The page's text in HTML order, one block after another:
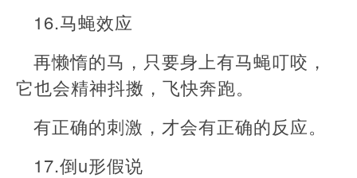
16.马蝇效应
再懒惰的马，只要身上有马蝇叮咬，
它也会精神抖擞，飞快奔跑。
有正确的刺激，才会有正确的反应。
17.倒u形假说